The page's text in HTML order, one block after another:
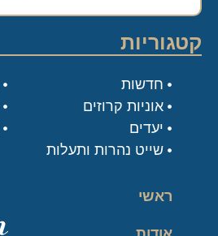
ראשי
קטגוריות
חדשות
אוניות קרוזים
יעדים
שייט נהרות ותעלות